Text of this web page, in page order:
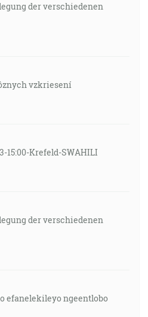
der verschiedenen
vzkriesení
15:00-Krefeld-SWAHILI
der verschiedenen
efanelekileyo ngeentlobo